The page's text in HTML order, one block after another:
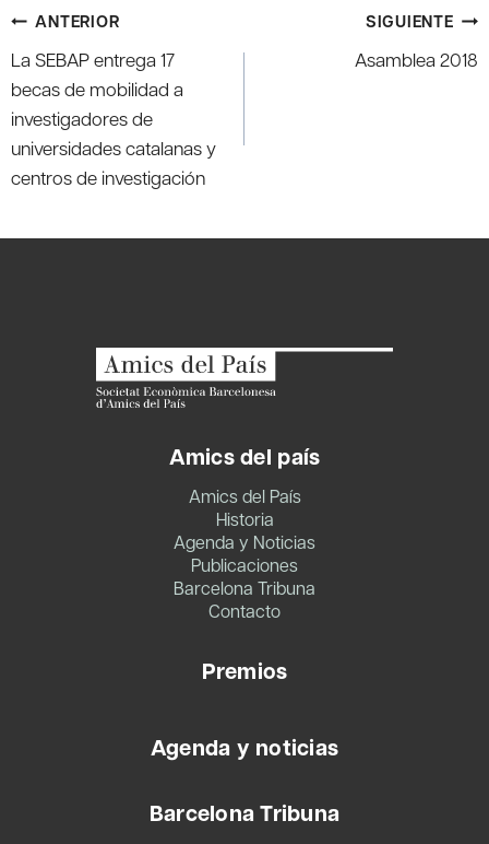
Navegación
de
entradas
ANTERIOR
La SEBAP entrega 17
becas de mobilidad a
investigadores de
universidades catalanas y
centros de investigación
SIGUIENTE
Asamblea 2018
Amics del país
Amics del País
Historia
Agenda y Noticias
Publicaciones
Barcelona Tribuna
Contacto
Premios
Agenda y noticias
Barcelona Tribuna